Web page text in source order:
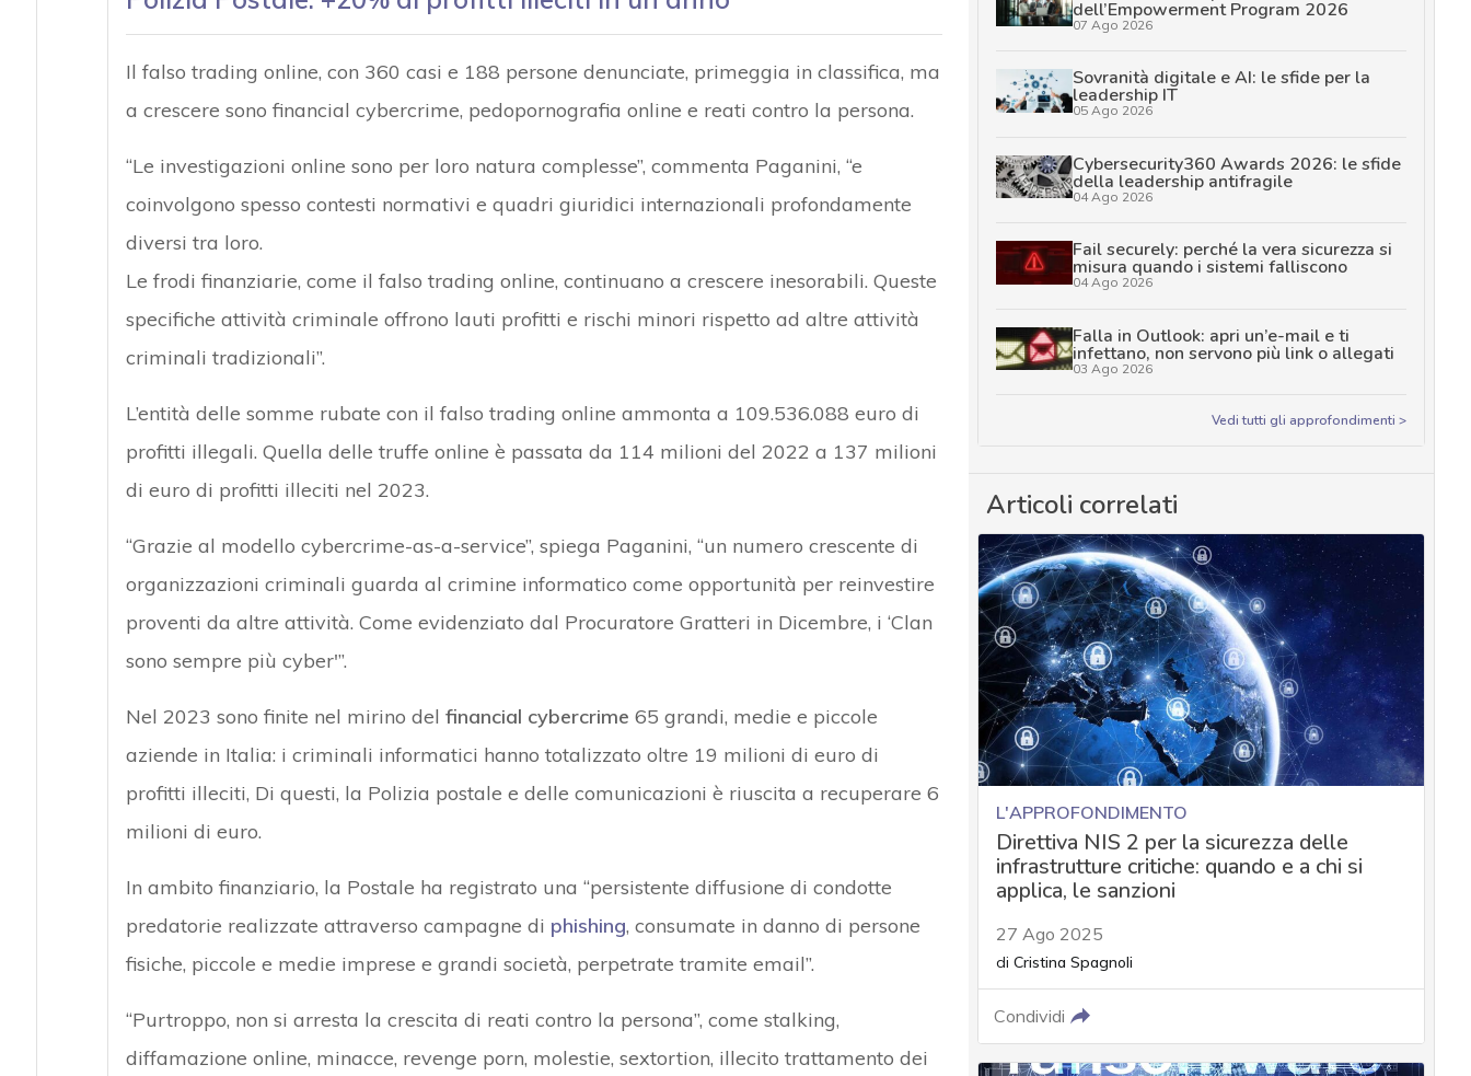
Il falso trading online, con 360 casi e 188 persone denunciate, primeggia in classifica, ma
a crescere sono financial cybercrime, pedopornografia online e reati contro la persona.
“Le investigazioni online sono per loro natura complesse”, commenta Paganini, “e
coinvolgono spesso contesti normativi e quadri giuridici internazionali profondamente
diversi tra loro.
Le frodi finanziarie, come il falso trading online, continuano a crescere inesorabili. Queste
specifiche attività criminale offrono lauti profitti e rischi minori rispetto ad altre attività
criminali tradizionali”.
L’entità delle somme rubate con il falso trading online ammonta a 109.536.088 euro di
profitti illegali. Quella delle truffe online è passata da 114 milioni del 2022 a 137 milioni
di euro di profitti illeciti nel 2023.
“Grazie al modello cybercrime-as-a-service”, spiega Paganini, “un numero crescente di
organizzazioni criminali guarda al crimine informatico come opportunità per reinvestire
proventi da altre attività. Come evidenziato dal Procuratore Gratteri in Dicembre, i ‘Clan
sono sempre più cyber'”.
Nel 2023 sono finite nel mirino del financial cybercrime 65 grandi, medie e piccole
aziende in Italia: i criminali informatici hanno totalizzato oltre 19 milioni di euro di
profitti illeciti, Di questi, la Polizia postale e delle comunicazioni è riuscita a recuperare 6
milioni di euro.
In ambito finanziario, la Postale ha registrato una “persistente diffusione di condotte
predatorie realizzate attraverso campagne di phishing, consumate in danno di persone
fisiche, piccole e medie imprese e grandi società, perpetrate tramite email”.
“Purtroppo, non si arresta la crescita di reati contro la persona”, come stalking,
diffamazione online, minacce, revenge porn, molestie, sextortion, illecito trattamento dei
dell’Empowerment Program 2026
07 Ago 2026
Sovranità digitale e AI: le sfide per la
leadership IT
05 Ago 2026
Cybersecurity360 Awards 2026: le sfide
della leadership antifragile
04 Ago 2026
Fail securely: perché la vera sicurezza si
misura quando i sistemi falliscono
04 Ago 2026
Falla in Outlook: apri un’e-mail e ti
infettano, non servono più link o allegati
03 Ago 2026
Vedi tutti gli approfondimenti >
Articoli correlati
L'APPROFONDIMENTO
Direttiva NIS 2 per la sicurezza delle
infrastrutture critiche: quando e a chi si
applica, le sanzioni
27 Ago 2025
di Cristina Spagnoli
Condividi